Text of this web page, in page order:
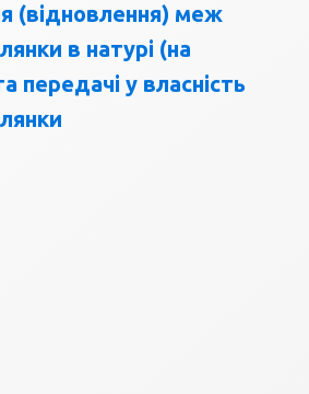
(відновлення) меж
в натурі (на
передачі у власність